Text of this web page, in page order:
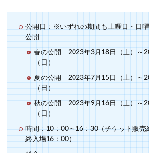
公開日：※いずれの期間も土曜日・日
公開
春の公開 2023年3月18日（土）～
（日）
夏の公開 2023年7月15日（土）～
（日）
秋の公開 2023年9月16日（土）～
（日）
時間：10：00～16：30（チケット販
終入場16：00）